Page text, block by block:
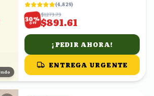
(4,829)
30%
OFF
$1273.73
$891.61
¡PEDIR AHORA!
ENTREGA URGENTE